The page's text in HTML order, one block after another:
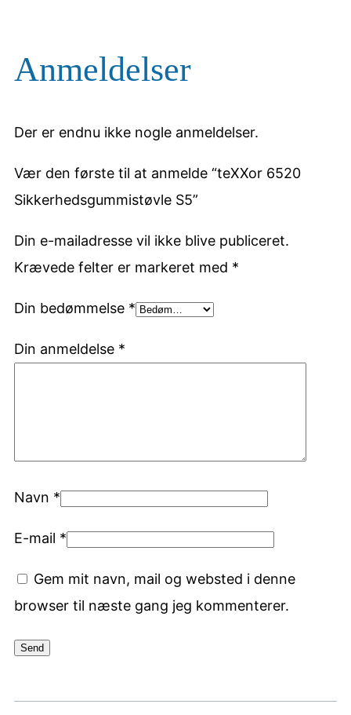
Anmeldelser
Der er endnu ikke nogle anmeldelser.
Vær den første til at anmelde “teXXor 6520
Sikkerhedsgummistøvle S5”
Din e-mailadresse vil ikke blive publiceret.
Krævede felter er markeret med *
Din bedømmelse *
Din anmeldelse *
Navn *
E-mail *
Gem mit navn, mail og websted i denne
browser til næste gang jeg kommenterer.